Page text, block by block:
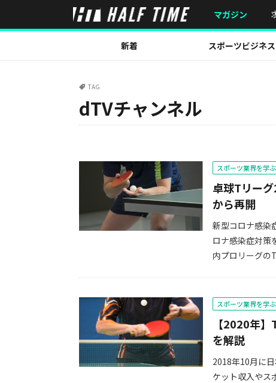
マガジン
新着 スポーツビジネス
TAG
dTVチャンネル
スポーツ業界を学ぶ
卓球Tリー
から再開
新型コロナ感染
ロナ感染症対策
内プロリーグ
スポーツ業界を学ぶ
【2020年
を解説
2018年10月に
ケット収入やス